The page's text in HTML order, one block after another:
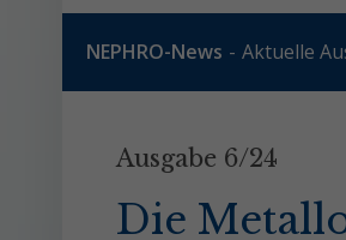
NEPHRO-News Aktuelle
Ausgabe 6/24
Die